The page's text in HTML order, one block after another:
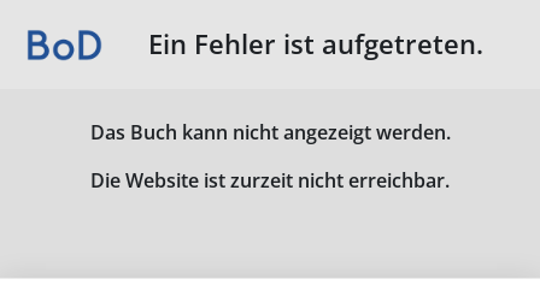
Ein Fehler ist aufgetreten.
Das Buch kann nicht angezeigt werden.
Die Website ist zurzeit nicht erreichbar.